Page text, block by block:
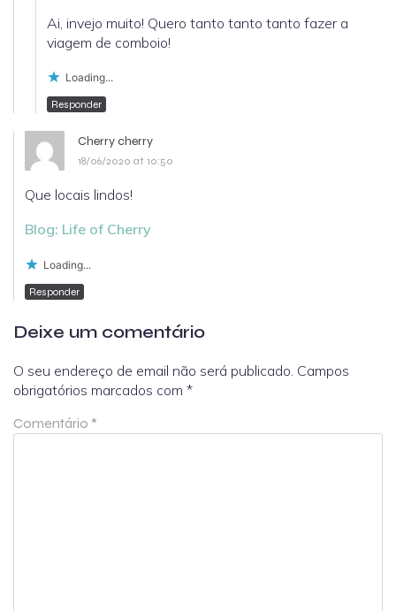
Ai, invejo muito! Quero tanto tanto tanto fazer a
viagem de comboio!
Loading...
Responder
Cherry cherry
18/06/2020 at 10:50
Que locais lindos!
Blog: Life of Cherry
Loading...
Responder
Deixe um comentário
O seu endereço de email não será publicado. Campos
obrigatórios marcados com *
Comentário *